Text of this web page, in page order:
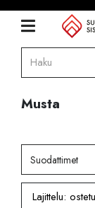
Musta
Suodattimet